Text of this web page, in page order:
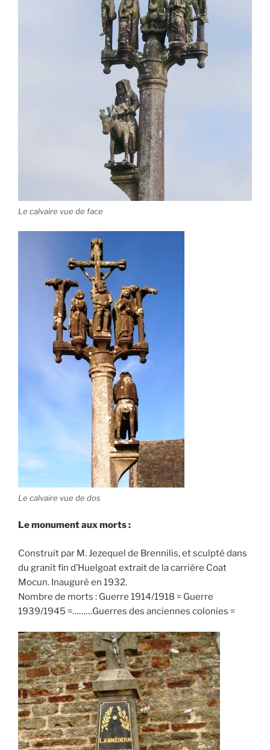
Le calvaire vue de face
Le calvaire vue de dos
Le monument aux morts :
Construit par M. Jezequel de Brennilis, et sculpté dans
du granit fin d’Huelgoat extrait de la carrière Coat
Mocun. Inauguré en 1932.
Nombre de morts : Guerre 1914/1918 = Guerre
1939/1945 =………Guerres des anciennes colonies =